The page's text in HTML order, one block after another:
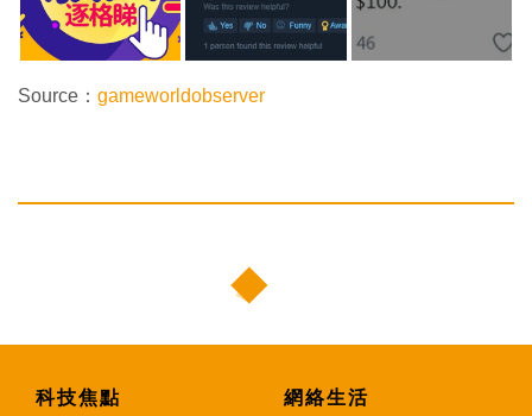
Source： gameworldobserver
科技焦點 網絡生活